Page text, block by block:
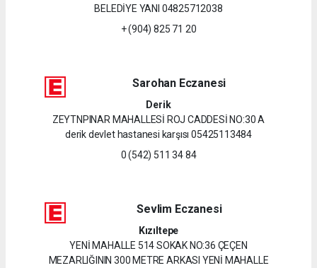
BELEDİYE YANI 04825712038
+ (904) 825 71 20
Sarohan Eczanesi
Derik
ZEYTNPINAR MAHALLESİ ROJ CADDESİ NO:30 A
derik devlet hastanesi karşısı 05425113484
0 (542) 511 34 84
Sevlim Eczanesi
Kızıltepe
YENİ MAHALLE 514 SOKAK NO:36 ÇEÇEN
MEZARLIĞININ 300 METRE ARKASI YENİ MAHALLE